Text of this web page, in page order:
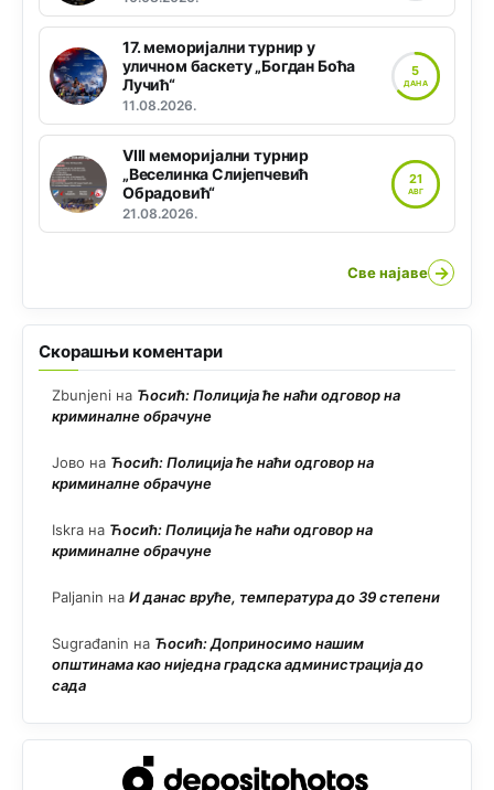
17. меморијални турнир у
уличном баскету „Богдан Боћа
Лучић“
11.08.2026.
5
ДАНА
VIII меморијални турнир
„Веселинка Слијепчевић
Обрадовић“
21.08.2026.
21
АВГ
Све најаве →
Скорашњи коментари
Zbunjeni на Ћосић: Полиција ће наћи одговор на
криминалне обрачуне
Јово на Ћосић: Полиција ће наћи одговор на
криминалне обрачуне
Iskra на Ћосић: Полиција ће наћи одговор на
криминалне обрачуне
Paljanin на И данас вруће, температура до 39 степени
Sugrađanin на Ћосић: Доприносимо нашим
општинама као ниједна градска администрација до
сада